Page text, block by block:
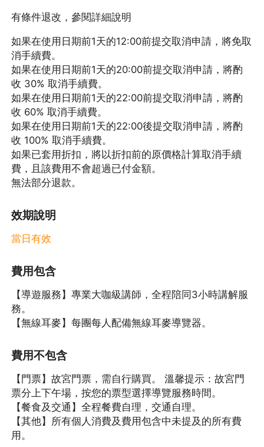
有條件退改，參閱詳細說明
如果在使用日期前1天的12:00前提交取消申請，將免取
消手續費。
如果在使用日期前1天的20:00前提交取消申請，將酌
收 30% 取消手續費。
如果在使用日期前1天的22:00前提交取消申請，將酌
收 60% 取消手續費。
如果在使用日期前1天的22:00後提交取消申請，將酌
收 100% 取消手續費。
如果已套用折扣，將以折扣前的原價格計算取消手續
費，且該費用不會超過已付金額。
無法部分退款。
效期說明
當日有效
費用包含
【導遊服務】專業大咖級講師，全程陪同3小時講解服
務。
【無線耳麥】每團每人配備無線耳麥導覽器。
費用不包含
【門票】故宮門票，需自行購買。 溫馨提示：故宮門
票分上下午場，按您的票型選擇導覽服務時間。
【餐食及交通】全程餐費自理，交通自理。
【其他】所有個人消費及費用包含中未提及的所有費
用。